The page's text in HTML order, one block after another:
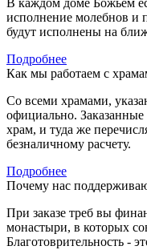
В каждом доме Божьем
исполнение молебнов и
будут исполнены на
Подробнее
Как мы работаем с
Со всеми храмами,
официально.
храм, и туда же
безналичному расчету.
Подробнее
Почему нас
При заказе треб вы
монастыри, в которых
Благотоврительность -